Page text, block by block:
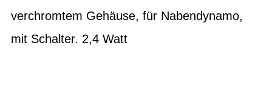
verchromtem Gehäuse, für Nabendynamo,
mit Schalter. 2,4 Watt